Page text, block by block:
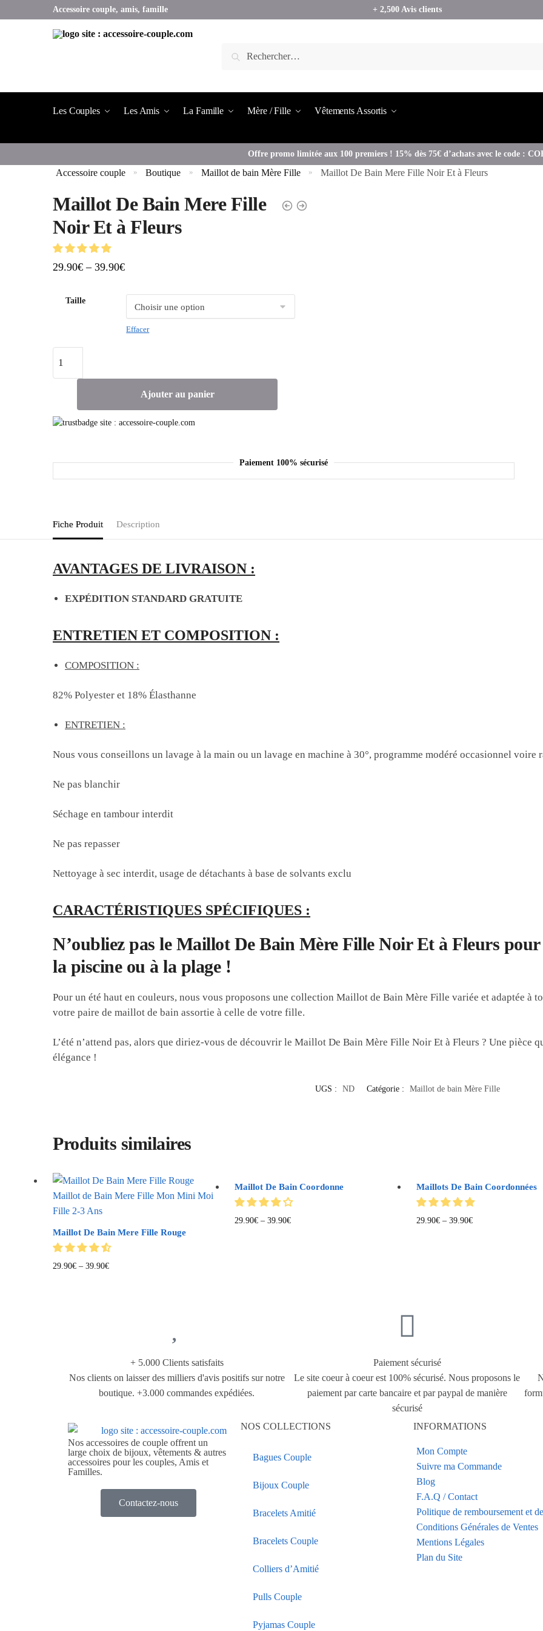
Accessoire couple, amis, famille + 2,500 Avis clients
Les Couples Les Amis La Famille Mère / Fille Vêtements Assortis
Offre promo limitée aux 100 premiers ! 15% dès 75€ d’achats avec le code :
Accessoire couple » Boutique » Maillot de bain Mère Fille » Maillot De Bain Mere Fille Noir Et à Fleurs
Maillot De Bain Mere Fille
Noir Et à Fleurs
29.90€ –39.90€
Taille
Effacer
Ajouter au panier
Paiement 100% sécurisé
Fiche Produit Description
AVANTAGES DE LIVRAISON :
EXPÉDITION STANDARD GRATUITE
ENTRETIEN ET COMPOSITION :
COMPOSITION :
82% Polyester et 18% Élasthanne
ENTRETIEN :
Nous vous conseillons un lavage à la main ou un lavage en machine à 30°, programme modéré occasionnel voire
Ne pas blanchir
Séchage en tambour interdit
Ne pas repasser
Nettoyage à sec interdit, usage de détachants à base de solvants exclu
CARACTÉRISTIQUES SPÉCIFIQUES :
N’oubliez pas le Maillot De Bain Mère Fille Noir Et à Fleurs
la piscine ou à la plage !
Pour un été haut en couleurs, nous vous proposons une collection Maillot de Bain Mère Fille variée et adaptée à
votre paire de maillot de bain assortie à celle de votre fille.
L’été n’attend pas, alors que diriez-vous de découvrir le Maillot De Bain Mère Fille Noir Et à Fleurs ? Une pièce
élégance !
UGS : ND Catégorie : Maillot de bain Mère Fille
Produits similaires
Maillot De Bain Mere Fille Rouge
29.90€ –39.90€
Maillot De Bain Coordonne
29.90€ – 39.90€
Maillots De Bain Coordonnées
29.90€– 39.90€
+ 5.000 Clients satisfaits
Nos clients on laisser des milliers d'avis positifs sur notre
boutique. +3.000 commandes expédiées.
Paiement sécurisé
Le site coeur à coeur est 100% sécurisé. Nous proposons le
paiement par carte bancaire et par paypal de manière
sécurisé
Nos accessoires de couple offrent un
large choix de bijoux, vêtements & autres
accessoires pour les couples, Amis et
Familles.
Contactez-nous
NOS COLLECTIONS
Bagues Couple
Bijoux Couple
Bracelets Amitié
Bracelets Couple
Colliers d’Amitié
Pulls Couple
Pyjamas Couple
INFORMATIONS
Mon Compte
Suivre ma Commande
Blog
F.A.Q / Contact
Politique de remboursement et
Conditions Générales de Ventes
Mentions Légales
Plan du Site